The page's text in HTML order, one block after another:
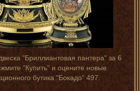
"Бриллиантовая пантера" за 6
"Купить" и оцените новые
бутика "Бокадо" 497.